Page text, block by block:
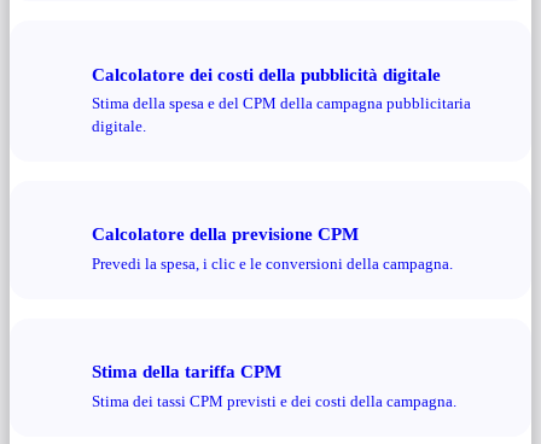
Calcolatore dei costi della pubblicità digitale
Stima della spesa e del CPM della campagna pubblicitaria
digitale.
Calcolatore della previsione CPM
Prevedi la spesa, i clic e le conversioni della campagna.
Stima della tariffa CPM
Stima dei tassi CPM previsti e dei costi della campagna.